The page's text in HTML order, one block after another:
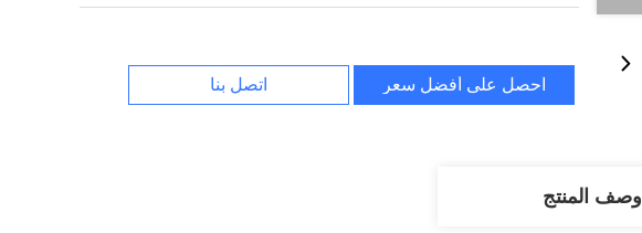
احصل على أفضل سعر اتصل بنا
وصف المنتج